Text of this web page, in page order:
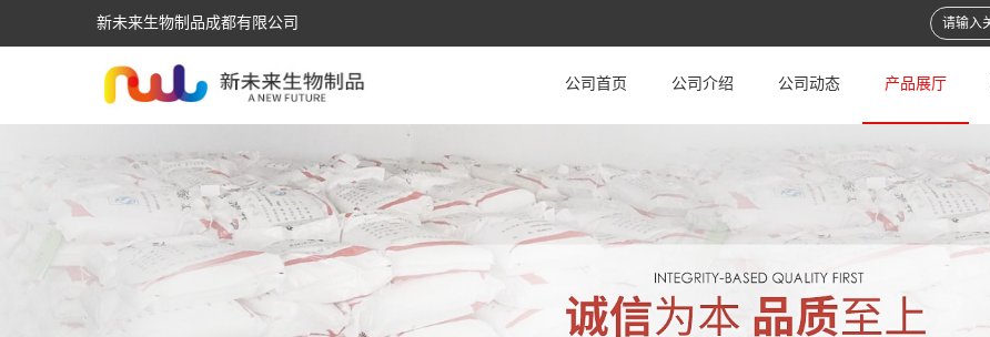
新未来生物制品成都有限公司
公司首页 公司介绍 公司动态 产品展厅